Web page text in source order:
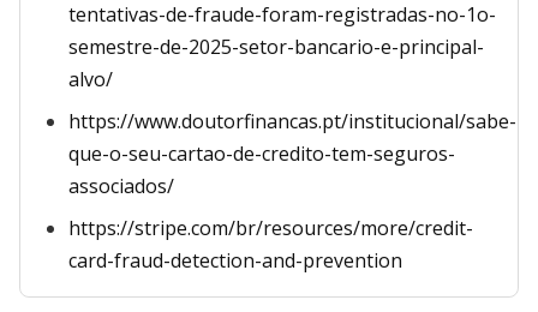
tentativas-de-fraude-foram-registradas-no-1o-
semestre-de-2025-setor-bancario-e-principal-
alvo/
https://www.doutorfinancas.pt/institucional/sabe-
que-o-seu-cartao-de-credito-tem-seguros-
associados/
https://stripe.com/br/resources/more/credit-
card-fraud-detection-and-prevention